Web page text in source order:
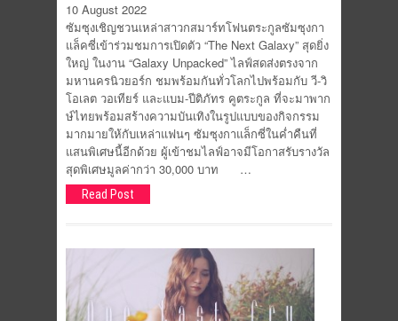
10 August 2022
ซัมซุงเชิญชวนเหล่าสาวกสมาร์ทโฟนตระกูลซัมซุงกา
แล็คซี่เข้าร่วมชมการเปิดตัว “The Next Galaxy” สุดยิ่ง
ใหญ่ ในงาน “Galaxy Unpacked” ไลฟ์สดส่งตรงจาก
มหานครนิวยอร์ก ชมพร้อมกันทั่วโลกไปพร้อมกับ วี-วิ
โอเลต วอเทียร์​ และแบม-ปีติภัทร คูตระกูล ที่จะมาพาก
ษ์ไทยพร้อมสร้างความบันเทิงในรูปแบบของกิจกรรม
มากมายให้กับเหล่าแฟนๆ ซัมซุงกาแล็กซี่ในค่ำคืนที่
แสนพิเศษนี้อีกด้วย ผู้เข้าชมไลฟ์อาจมีโอกาสรับรางวัล
สุดพิเศษมูลค่ากว่า 30,000 บาท …
Read Post